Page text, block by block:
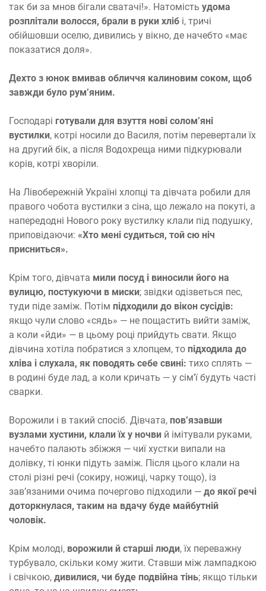
так би за мнов бігали сватачі!». Натомість удома
розплітали волосся, брали в руки хліб і, тричі
обійшовши оселю, дивились у вікно, де начебто «має
показатися доля».
Дехто з юнок вмивав обличчя калиновим соком, щоб
завжди було рум’яним.
Господарі готували для взуття нові солом’яні
вустилки, котрі носили до Василя, потім перевертали їх
на другий бік, а після Водохреща ними підкурювали
корів, котрі хворіли.
На Лівобережній Україні хлопці та дівчата робили для
правого чобота вустилки з сіна, що лежало на покуті, а
напередодні Нового року вустилку клали під подушку,
приповідаючи: «Хто мені судиться, той сю ніч
присниться».
Крім того, дівчата мили посуд і виносили його на
вулицю, постукуючи в миски; звідки одізветься пес,
туди піде заміж. Потім підходили до вікон сусідів:
якщо чули слово «сядь» — не пощастить вийти заміж,
а коли «йди» — в цьому році прийдуть свати. Якщо
дівчина хотіла побратися з хлопцем, то підходила до
хліва і слухала, як поводять себе свині: тихо сплять —
в родині буде лад, а коли кричать — у сім’ї будуть часті
сварки.
Ворожили і в такий спосіб. Дівчата, пов’язавши
вузлами хустини, клали їх у ночви й імітували руками,
начебто палають збіжжя — чиї хустки випали на
долівку, ті юнки підуть заміж. Після цього клали на
столі різні речі (сокиру, ножиці, чарку тощо), із
зав’язаними очима почергово підходили — до якої речі
доторкнулася, таким на вдачу буде майбутній
чоловік.
Крім молоді, ворожили й старші люди, їх переважну
турбувало, скільки кому жити. Ставши між лампадкою
і свічкою, дивилися, чи буде подвійна тінь; якщо тільки